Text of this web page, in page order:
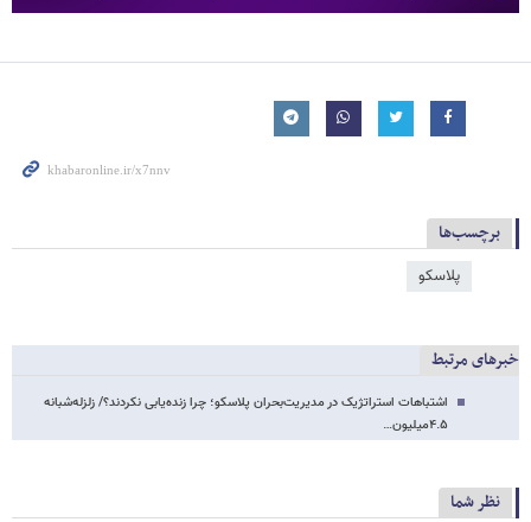
برچسب‌ها
پلاسکو
خبرهای مرتبط
اشتباهات استراتژیک در مدیریت‌بحران پلاسکو؛ چرا زنده‌یابی نکردند؟/ زلزله‌شبانه
۴.۵میلیون…
نظر شما